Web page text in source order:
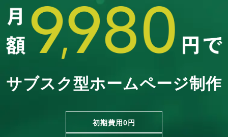
サブスク型ホームページ制作
初期費用0円